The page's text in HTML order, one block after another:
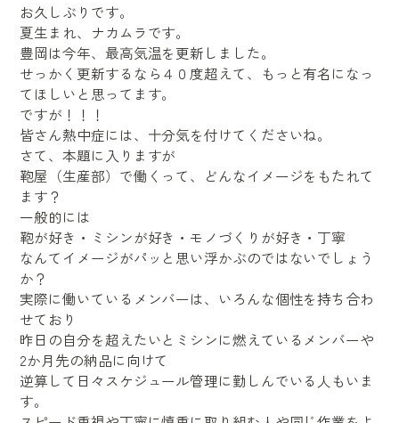
お久しぶりです。
夏生まれ、ナカムラです。
豊岡は今年、最高気温を更新しました。
せっかく更新するなら４０度超えて、もっと有名になっ
てほしいと思ってます。
ですが！！！
皆さん熱中症には、十分気を付けてくださいね。
さて、本題に入りますが
鞄屋（生産部）で働くって、どんなイメージをもたれて
ます？
一般的には
鞄が好き・ミシンが好き・モノづくりが好き・丁寧
なんてイメージがパッと思い浮かぶのではないでしょう
か？
実際に働いているメンバーは、いろんな個性を持ち合わ
せており
昨日の自分を超えたいとミシンに燃えているメンバーや
2か月先の納品に向けて
逆算して日々スケジュール管理に勤しんでいる人もいま
す。